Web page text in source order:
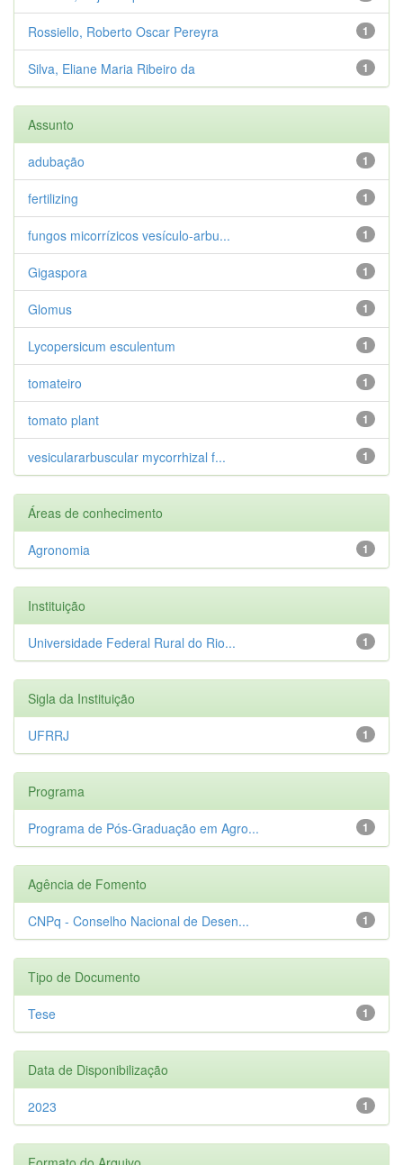
1
Rossiello, Roberto Oscar Pereyra
1
Silva, Eliane Maria Ribeiro da
Assunto
1
adubação
1
fertilizing
1
fungos micorrízicos vesículo-arbu...
1
Gigaspora
1
Glomus
1
Lycopersicum esculentum
1
tomateiro
1
tomato plant
1
vesiculararbuscular mycorrhizal f...
Áreas de conhecimento
1
Agronomia
Instituição
1
Universidade Federal Rural do Rio...
Sigla da Instituição
1
UFRRJ
Programa
1
Programa de Pós-Graduação em Agro...
Agência de Fomento
1
CNPq - Conselho Nacional de Desen...
Tipo de Documento
1
Tese
Data de Disponibilização
1
2023